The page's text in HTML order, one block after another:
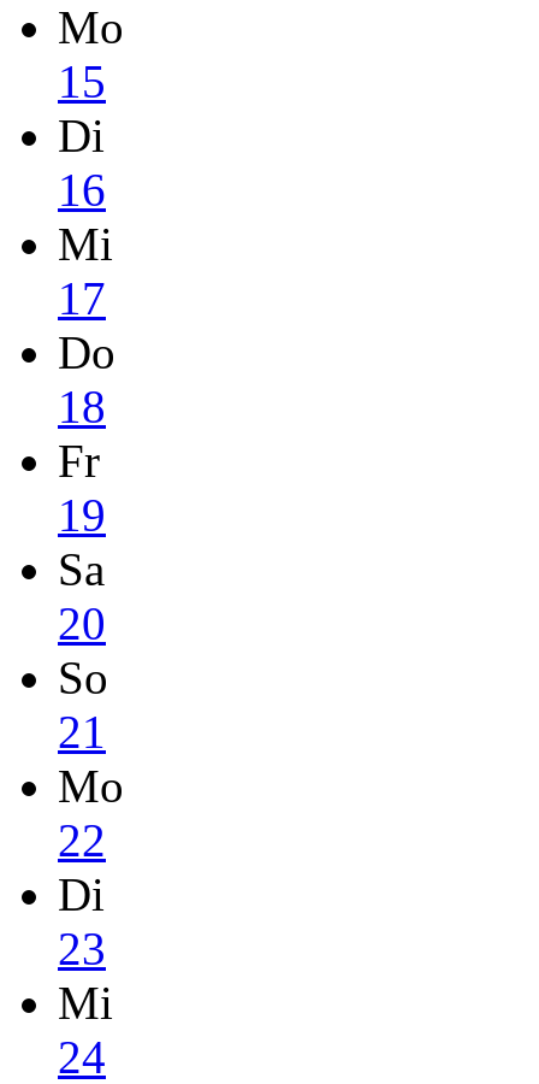
Mo
15
Di
16
Mi
17
Do
18
Fr
19
Sa
20
So
21
Mo
22
Di
23
Mi
24